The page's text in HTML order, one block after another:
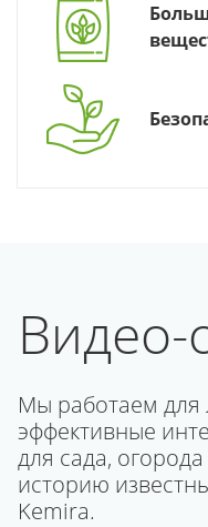
Видео-
Мы работаем для
эффективные
для сада,
историю
Kemira.